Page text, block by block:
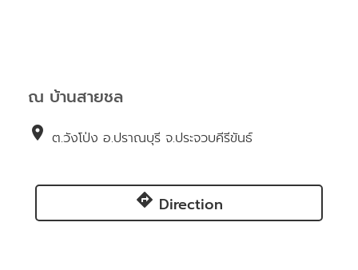
ณ บ้านสายชล
location_on ต.วังโป่ง อ.ปราณบุรี จ.ประจวบคีรีขันธ์
directions Direction